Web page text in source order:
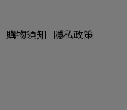
購物須知 隱私政策